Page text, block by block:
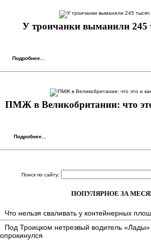
У троичанки выманили 245
Подробнее...
ПМЖ в Великобритании: что
Подробнее...
Поиск по сайту:
ПОПУЛЯРНОЕ ЗА
Что нельзя сваливать у контейнерных
Под Троицком нетрезвый водитель
опрокинулся